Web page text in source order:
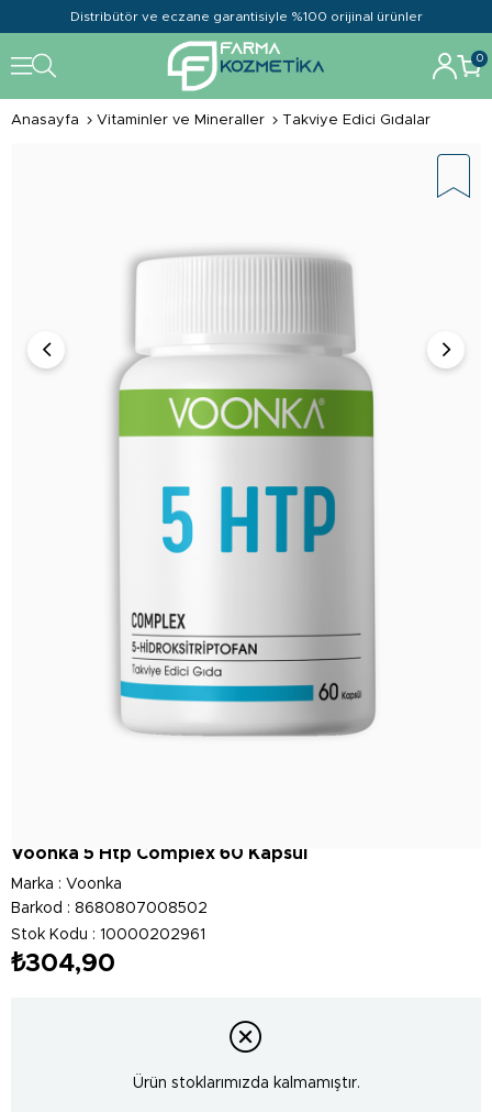
Distribütör ve eczane garantisiyle %100 orijinal ürünler
0
Anasayfa Vitaminler ve Mineraller Takviye Edici Gıdalar
Voonka 5 Htp Complex 60 Kapsül
Marka : Voonka
Barkod : 8680807008502
Stok Kodu
10000202961
₺304,90
Ürün stoklarımızda kalmamıştır.